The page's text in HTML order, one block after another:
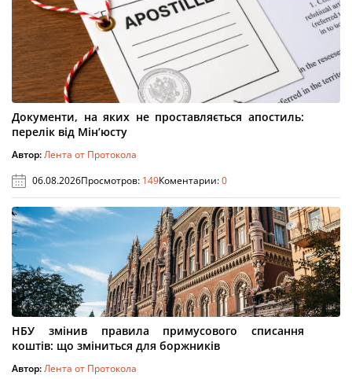
Документи, на яких не проставляється апостиль:
перелік від Мін’юсту
Автор:Лента от Протокола
06.08.2026Просмотров: 149Коментарии:0
НБУ змінив правила примусового списання
коштів: що зміниться для боржників
Автор:Лента от Протокола